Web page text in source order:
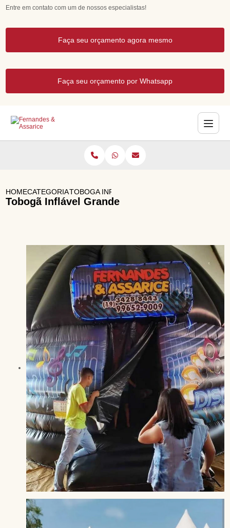
Entre em contato com um de nossos especialistas!
Faça seu orçamento agora mesmo
Faça seu orçamento por Whatsapp
HOMECATEGORIASTOBOGA INFLAVEL GRANDE
Tobogã Inflável Grande